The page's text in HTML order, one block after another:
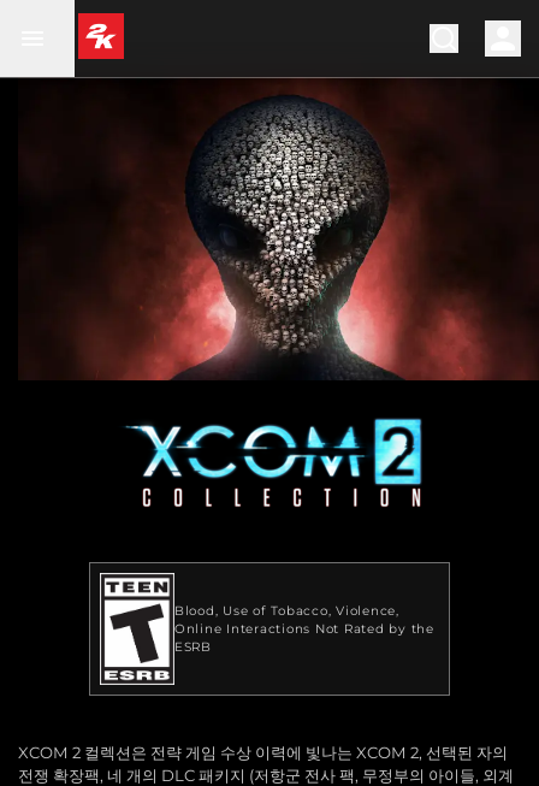
Blood Use of Tobacco Violence
Online Interactions Not Rated by the
ESRB
XCOM 2 컬렉션은 전략 게임 수상 이력에 빛나는 XCOM 2, 선택된 자의
전쟁 확장팩, 네 개의 DLC 패키지 (저항군 전사 팩, 무정부의 아이들, 외계